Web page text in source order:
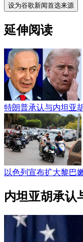
设为谷歌新闻首选来源
延伸阅读
特朗普承认与内坦亚
以色列宣布扩大黎巴
内坦亚胡承认